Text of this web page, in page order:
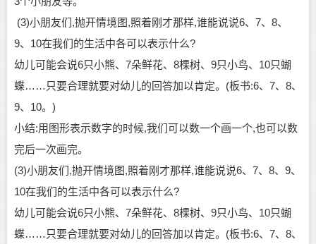
(3)小朋友们,抛开情境图,照着刚才那样,谁能说说6、7、8、
9、10在我们的生活中各可以表示什么?
幼儿可能会说6只小熊、7朵鲜花、8棵树、9只小鸟、10只蝴
蝶……只要合理就要对幼儿的回答加以肯定。 (板书:6、7、8、
9、10。)
小结:用图形表示数字的时候,我们可以数一个画一个,也可以数
完后一次画完。
(3)小朋友们,抛开情境图,照着刚才那样,谁能说说6、7、8、9、
10在我们的生活中各可以表示什么?
幼儿可能会说6只小熊、7朵鲜花、8棵树、9只小鸟、10只蝴
蝶……只要合理就要对幼儿的回答加以肯定。 (板书:6、7、8、